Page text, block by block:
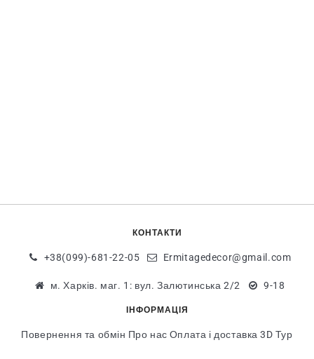
КОНТАКТИ
+38(099)-681-22-05 Ermitagedecor@gmail.com
м. Харків. маг. 1: вул. Залютинська 2/2 9-18
ІНФОРМАЦІЯ
Повернення та обмін Про нас Оплата і доставка 3D Тур